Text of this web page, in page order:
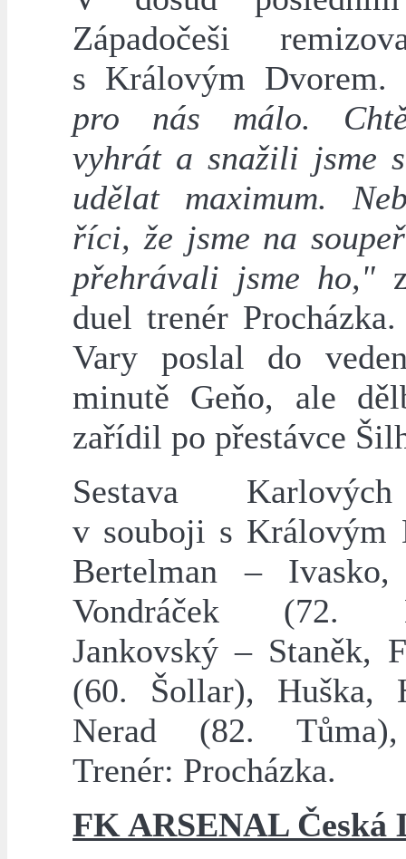
Západočeši
s Královým Dvorem.
pro nás málo.
vyhrát a snažili jsme
udělat maximum.
říci, že jsme na
přehrávali jsme ho,"
duel trenér
Vary poslal do
minutě Geňo, ale
zařídil po přestávce
Sestava
v souboji s Královým
Bertelman – Ivasko,
Vondráček (72.
Jankovský – Staněk,
(60. Šollar), Huška,
Nerad (82.
Trenér: Procházka.
FK ARSENAL Česká